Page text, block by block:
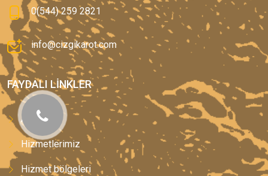
0(544) 259 2821
info@cizgikarot.com
FAYDALI LINKLER
Anasayfa
Hizmetlerimiz
Hizmet bölgeleri